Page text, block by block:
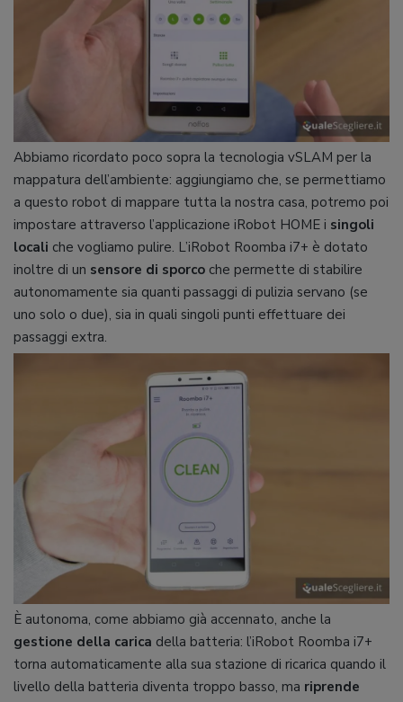
Abbiamo ricordato poco sopra la tecnologia vSLAM per la
mappatura dell’ambiente: aggiungiamo che, se permettiamo
a questo robot di mappare tutta la nostra casa, potremo poi
impostare attraverso l’applicazione iRobot HOME i singoli
locali che vogliamo pulire. L’iRobot Roomba i7+ è dotato
inoltre di un sensore di sporco che permette di stabilire
autonomamente sia quanti passaggi di pulizia servano (se
uno solo o due), sia in quali singoli punti effettuare dei
passaggi extra.
È autonoma, come abbiamo già accennato, anche la
gestione della carica della batteria: l’iRobot Roomba i7+
torna automaticamente alla sua stazione di ricarica quando il
livello della batteria diventa troppo basso, ma riprende